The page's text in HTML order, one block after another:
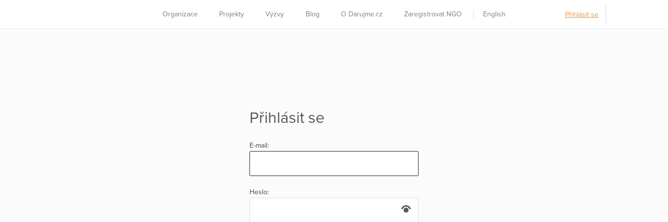
Organizace Projekty Výzvy Blog O Darujme.cz Zaregistrovat NGO English Přihlásit se
Přihlásit se
E-mail:
Heslo: